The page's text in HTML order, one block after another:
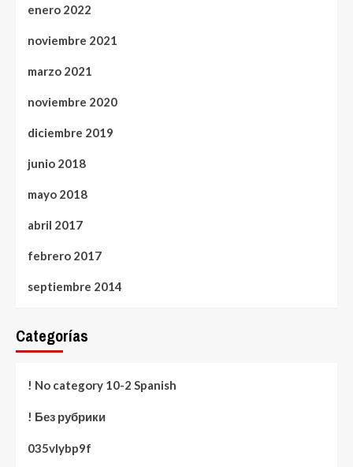
enero 2022
noviembre 2021
marzo 2021
noviembre 2020
diciembre 2019
junio 2018
mayo 2018
abril 2017
febrero 2017
septiembre 2014
Categorías
! No category 10-2 Spanish
! Без рубрики
035vlybp9f